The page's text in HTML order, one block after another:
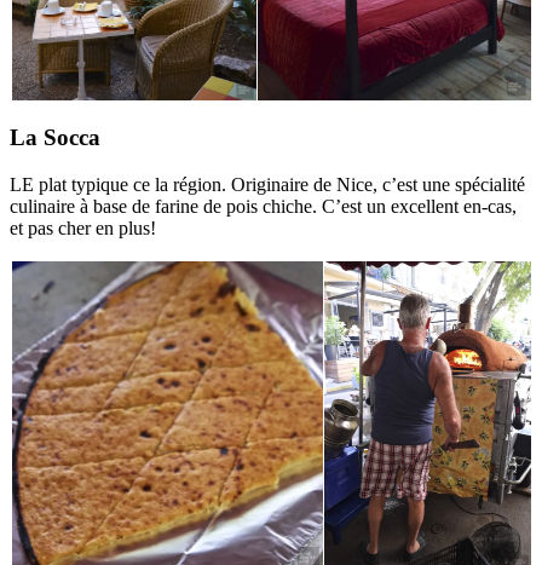
La Socca
LE plat typique ce la région. Originaire de Nice, c’est une spécialité
culinaire à base de farine de pois chiche. C’est un excellent en-cas,
et pas cher en plus!